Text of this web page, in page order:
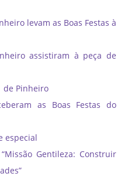
levam as Boas Festas à
assistiram à peça de
de Pinheiro
as Boas Festas do
especial
Gentileza: Construir